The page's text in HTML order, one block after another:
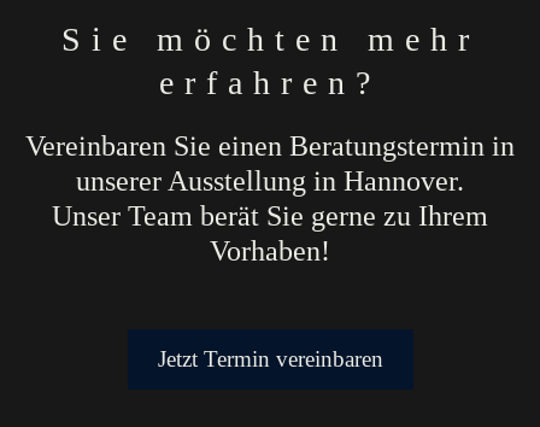
Sie möchten mehr
erfahren?
Vereinbaren Sie einen Beratungstermin in
unserer Ausstellung in Hannover.
Unser Team berät Sie gerne zu Ihrem
Vorhaben!
Jetzt Termin vereinbaren